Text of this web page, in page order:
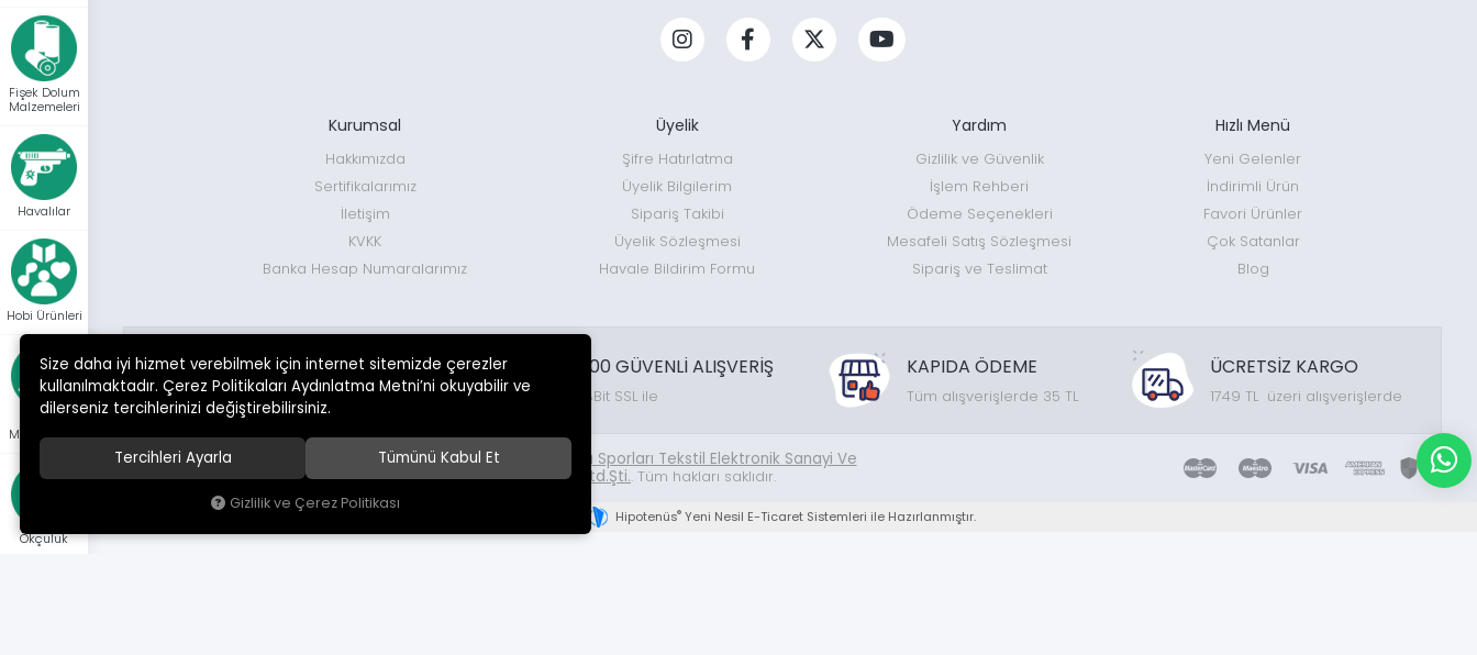
Fişek Dolum
Malzemeleri
Havalılar
Hobi Ürünleri
Malzemeleri
Okçuluk
Kurumsal
Hakkımızda
Sertifikalarımız
İletişim
KVKK
Banka Hesap Numaralarımız
Üyelik
Şifre Hatırlatma
Üyelik Bilgilerim
Sipariş Takibi
Üyelik Sözleşmesi
Havale Bildirim Formu
Yardım
Gizlilik ve Güvenlik
İşlem Rehberi
Ödeme Seçenekleri
Mesafeli Satış Sözleşmesi
Sipariş ve Teslimat
Hızlı Menü
Yeni Gelenler
İndirimli Ürün
Favori Ürünler
Çok Satanlar
Blog
MÜŞTERİ DESTEK HATTI
0 552 713 38 38
%100 GÜVENLİ ALIŞVERİŞ
128Bit SSL ile
KAPIDA ÖDEME
Tüm alışverişlerde 35 TL
ÜCRETSİZ KARGO
1749 TL üzeri alışverişlerde
© 2026
Temin Doğa Sporları Tekstil Elektronik Sanayi Ve
Ticaret Ltd.Şti. . Tüm hakları saklıdır.
Hipotenüs®Yeni Nesil E-Ticaret Sistemleri ile Hazırlanmıştır.
Size daha iyi hizmet verebilmek için internet sitemizde çerezler
kullanılmaktadır. Çerez Politikaları Aydınlatma Metni’ni okuyabilir ve
dilerseniz tercihlerinizi değiştirebilirsiniz.
Tercihleri Ayarla Tümünü Kabul Et
Gizlilik ve Çerez Politikası